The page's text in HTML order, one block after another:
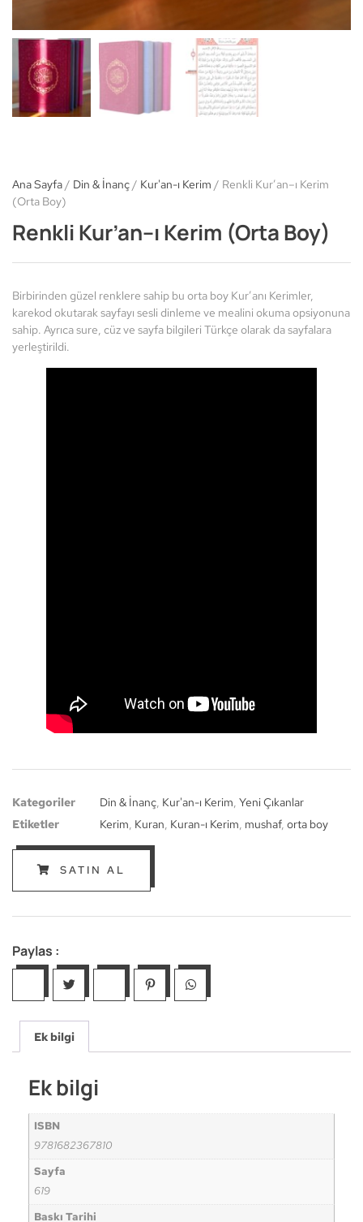
Ana Sayfa / Din & İnanç / Kur'an-ı Kerim / Renkli Kur’an–ı Kerim
(Orta Boy)
Renkli Kur’an–ı Kerim (Orta Boy)
Birbirinden güzel renklere sahip bu orta boy Kur’anı Kerimler,
karekod okutarak sayfayı sesli dinleme ve mealini okuma opsiyonuna
sahip. Ayrıca sure, cüz ve sayfa bilgileri Türkçe olarak da sayfalara
yerleştirildi.
Kategoriler Din & İnanç, Kur'an-ı Kerim, Yeni Çıkanlar
Etiketler
Kerim, Kuran, Kuran-ı Kerim, mushaf, orta boy
SATIN AL
Paylas :
Ek bilgi
Ek bilgi
ISBN
9781682367810
Sayfa
619
Baskı Tarihi